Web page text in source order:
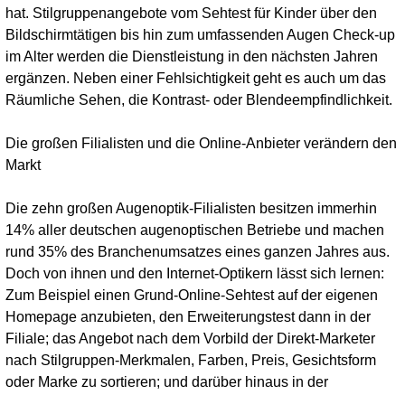
hat. Stilgruppenangebote vom Sehtest für Kinder über den
Bildschirmtätigen bis hin zum umfassenden Augen Check-up
im Alter werden die Dienstleistung in den nächsten Jahren
ergänzen. Neben einer Fehlsichtigkeit geht es auch um das
Räumliche Sehen, die Kontrast- oder Blendeempfindlichkeit.
Die großen Filialisten und die Online-Anbieter verändern den
Markt
Die zehn großen Augenoptik-Filialisten besitzen immerhin
14% aller deutschen augenoptischen Betriebe und machen
rund 35% des Branchenumsatzes eines ganzen Jahres aus.
Doch von ihnen und den Internet-Optikern lässt sich lernen:
Zum Beispiel einen Grund-Online-Sehtest auf der eigenen
Homepage anzubieten, den Erweiterungstest dann in der
Filiale; das Angebot nach dem Vorbild der Direkt-Marketer
nach Stilgruppen-Merkmalen, Farben, Preis, Gesichtsform
oder Marke zu sortieren; und darüber hinaus in der